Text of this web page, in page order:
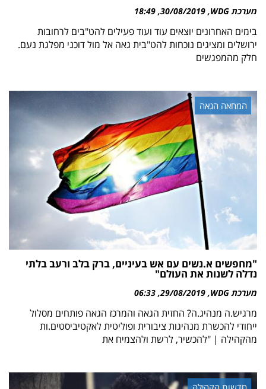
מערכת WDG 30/08/2019
18:49
בימים האחרונים יוצאים עוד ועוד פעילים להט"בים לרחובות
ירושלים ומציגים נוכחות להט"בית גאה אל מול דוכני מפלגת נעם.
חלק מהמפגשים
המחאה הגאה
"מחפשים א.נשים עם אש בעיניים, ברק בלב ורעב בלתי
נדלה לשנות את העולם"
מערכת WDG 29/08/2019
06:33
מרגיש.ה מנהיג.ה? החזית הגאה והמרכז הגאה פותחים מסלול
ייחודי להכשרת מנהיגות ציבורית ופוליטית לאקטיביסטים.ות
מהקהילה | "להכשיר, לרשת ולהצמיח את